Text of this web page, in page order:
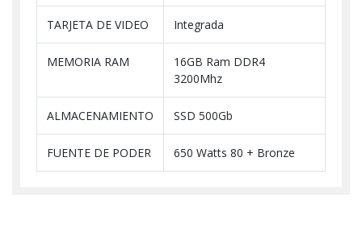
TARJETA DE VIDEO Integrada
MEMORIA RAM
16GB Ram DDR4
3200Mhz
ALMACENAMIENTO SSD 500Gb
FUENTE DE PODER 650 Watts 80 + Bronze